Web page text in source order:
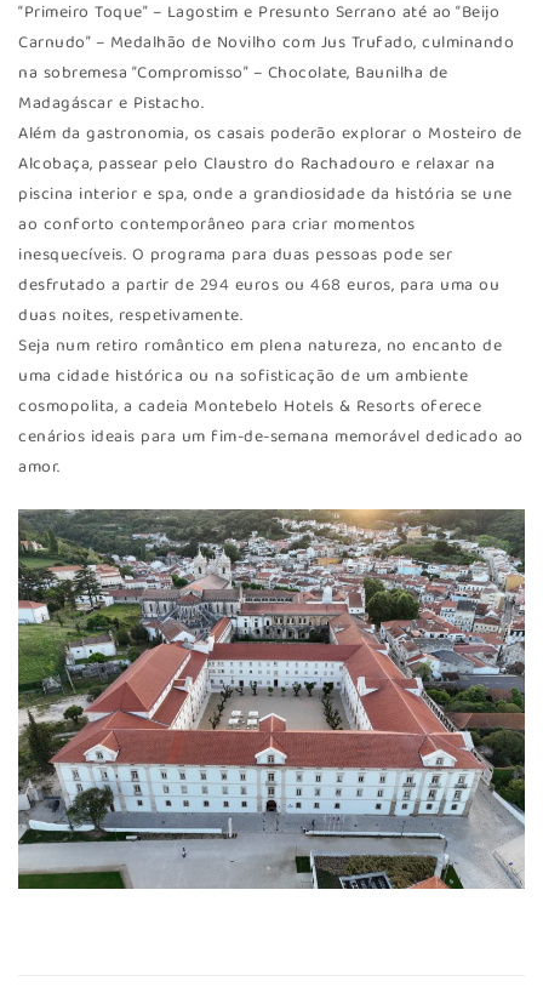
“Primeiro Toque” – Lagostim e Presunto Serrano até ao “Beijo
Carnudo” – Medalhão de Novilho com Jus Trufado, culminando
na sobremesa “Compromisso” – Chocolate, Baunilha de
Madagáscar e Pistacho.
Além da gastronomia, os casais poderão explorar o Mosteiro de
Alcobaça, passear pelo Claustro do Rachadouro e relaxar na
piscina interior e spa, onde a grandiosidade da história se une
ao conforto contemporâneo para criar momentos
inesquecíveis. O programa para duas pessoas pode ser
desfrutado a partir de 294 euros ou 468 euros, para uma ou
duas noites, respetivamente.
Seja num retiro romântico em plena natureza, no encanto de
uma cidade histórica ou na sofisticação de um ambiente
cosmopolita, a cadeia Montebelo Hotels & Resorts oferece
cenários ideais para um fim-de-semana memorável dedicado ao
amor.